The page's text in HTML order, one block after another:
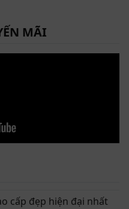
MÃI
cấp đẹp hiện đại nhất